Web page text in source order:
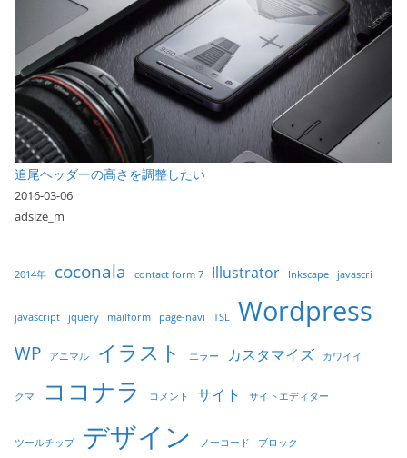
追尾ヘッダーの高さを調整したい
2016-03-06
adsize_m
2014年 coconala contact form 7 Illustrator Inkscape javascri
javascript jquery mailform page-navi TSL Wordpress
WP アニマル イラスト エラー カスタマイズ カワイイ
クマ ココナラ コメント サイト サイトエディター
ツールチップ デザイン ノーコード ブロック